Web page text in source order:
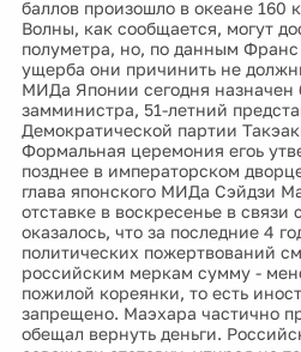
баллов произошло в океане 160
Волны, как сообщается, могут
полуметра, но, по данным Франс
ущерба они причинить не
МИДа Японии сегодня
замминистра, 51-летний
Демократической партии
Формальная церемония егоь
позднее в императорском
глава японского МИДа Сэйдзи
отставке в воскресенье в
оказалось, что за последние 4
политических пожертвований
российским меркам сумму -
пожилой кореянки, то есть
запрещено. Маэхара частично
обещал вернуть деньги.